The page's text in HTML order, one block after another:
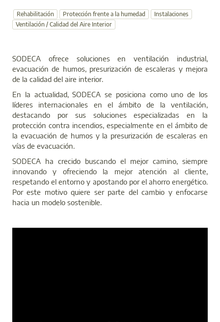
Rehabilitación Protección frente a la humedad
Instalaciones
Ventilación / Calidad del Aire Interior
SODECA ofrece soluciones en ventilación industrial,
evacuación de humos, presurización de escaleras y mejora
de la calidad del aire interior.
En la actualidad, SODECA se posiciona como uno de los
líderes internacionales en el ámbito de la ventilación,
destacando por sus soluciones especializadas en la
protección contra incendios, especialmente en el ámbito de
la evacuación de humos y la presurización de escaleras en
vías de evacuación.
SODECA ha crecido buscando el mejor camino, siempre
innovando y ofreciendo la mejor atención al cliente,
respetando el entorno y apostando por el ahorro energético.
Por este motivo quiere ser parte del cambio y enfocarse
hacia un modelo sostenible.